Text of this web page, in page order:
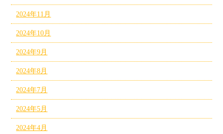
2024年11月
2024年10月
2024年9月
2024年8月
2024年7月
2024年5月
2024年4月